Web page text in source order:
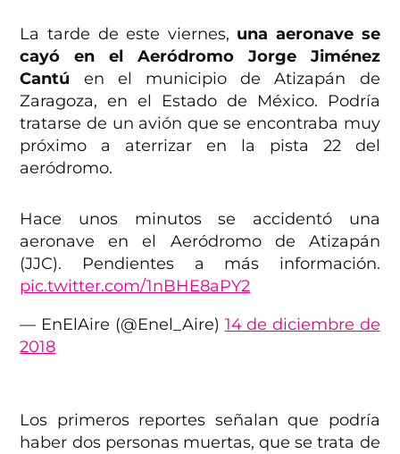
La tarde de este viernes, una aeronave se
cayó en el Aeródromo Jorge Jiménez
Cantú en el municipio de Atizapán de
Zaragoza, en el Estado de México. Podría
tratarse de un avión que se encontraba muy
próximo a aterrizar en la pista 22 del
aeródromo.
Hace unos minutos se accidentó una
aeronave en el Aeródromo de Atizapán
(JJC). Pendientes a más información.
pic.twitter.com/1nBHE8aPY2
— EnElAire (@Enel_Aire) 14 de diciembre de
2018
Los primeros reportes señalan que podría
haber dos personas muertas, que se trata de